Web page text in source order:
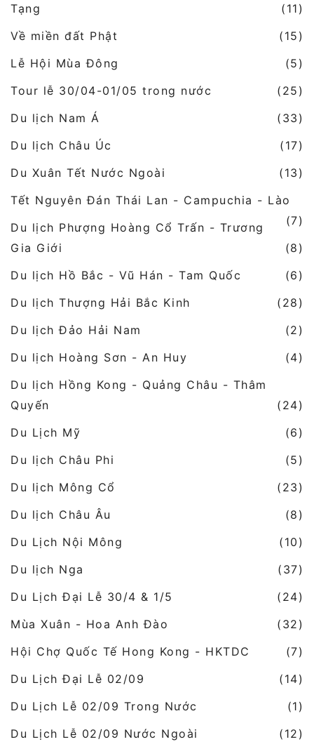
Tạng
(11)
Về miền đất Phật
(15)
Lễ Hội Mùa Đông
(5)
Tour lễ 30/04-01/05 trong nước
(25)
Du lịch Nam Á
(33)
Du lịch Châu Úc
(17)
Du Xuân Tết Nước Ngoài
(13)
Tết Nguyên Đán Thái Lan - Campuchia - Lào
(7)
Du lịch Phượng Hoàng Cổ Trấn - Trương
Gia Giới
(8)
Du lịch Hồ Bắc - Vũ Hán - Tam Quốc
(6)
Du lịch Thượng Hải Bắc Kinh
(28)
Du lịch Đảo Hải Nam
(2)
Du lịch Hoàng Sơn - An Huy
(4)
Du lịch Hồng Kong - Quảng Châu - Thâm
Quyến
(24)
Du Lịch Mỹ
(6)
Du lịch Châu Phi
(5)
Du lịch Mông Cổ
(23)
Du lịch Châu Âu
(8)
Du Lịch Nội Mông
(10)
Du lịch Nga
(37)
Du Lịch Đại Lễ 30/4 & 1/5
(24)
Mùa Xuân - Hoa Anh Đào
(32)
Hội Chợ Quốc Tế Hong Kong - HKTDC
(7)
Du Lịch Đại Lễ 02/09
(14)
Du Lịch Lễ 02/09 Trong Nước
(1)
Du Lịch Lễ 02/09 Nước Ngoài
(12)